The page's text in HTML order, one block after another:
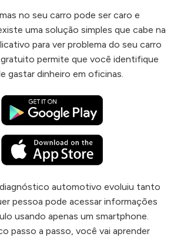
no seu carro pode ser caro e
uma solução simples que cabe na
para ver problema do seu carro
permite que você identifique
gastar dinheiro em oficinas.
automotivo evoluiu tanto
pessoa pode acessar informações
usando apenas um smartphone.
passo a passo, você vai aprender